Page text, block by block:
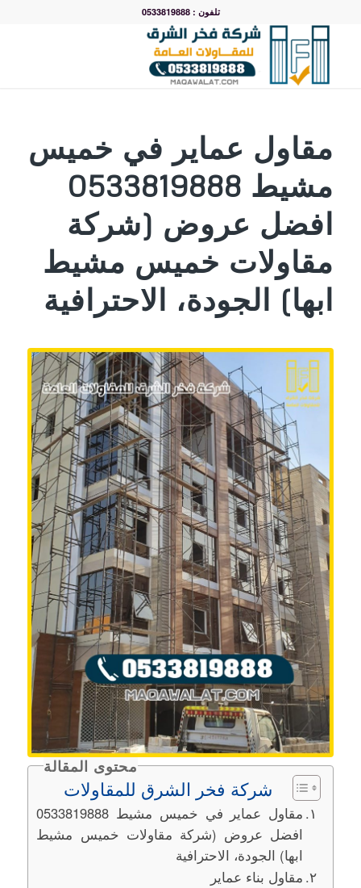
تلفون : 0533819888
مقاول عماير في خميس
مشيط 0533819888
افضل عروض (شركة
مقاولات خميس مشيط
ابها) الجودة، الاحترافية
محتوى المقالة
شركة فخر الشرق للمقاولات
مقاول عماير في خميس مشيط 0533819888
افضل عروض (شركة مقاولات خميس مشيط
ابها) الجودة، الاحترافية
مقاول بناء عماير